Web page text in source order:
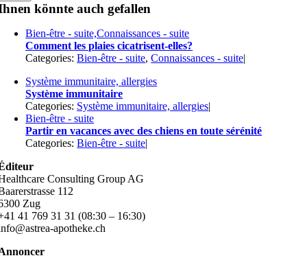
könnte auch gefallen
Bien-être - suite,Connaissances - suite
Comment les plaies cicatrisent-elles?
Categories:Bien-être - suite,Connaissances - suite|
Système immunitaire, allergies
Système immunitaire
Categories: Système immunitaire, allergies|
Bien-être - suite
Partir en vacances avec des chiens en toute sérénité
Categories:Bien-être - suite|
Consulting Group AG
112
Zug
41 769 31 31 (08:30 – 16:30)
apotheke.ch